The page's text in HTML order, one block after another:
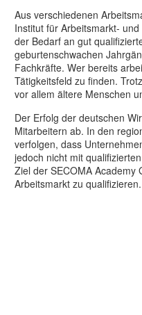
Aus verschiedenen
Institut für Arbeitsmarkt-
der Bedarf an gut
geburtenschwachen
Fachkräfte. Wer bereits
Tätigkeitsfeld zu finden.
vor allem ältere Menschen
Der Erfolg der deutschen
Mitarbeitern ab. In den
verfolgen, dass
jedoch nicht mit
Ziel der SECOMA Academy
Arbeitsmarkt zu qualifizieren.